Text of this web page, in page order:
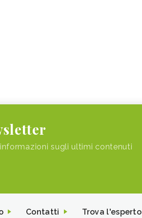
sugli ultimi contenuti
Contatti Trova l'esperto